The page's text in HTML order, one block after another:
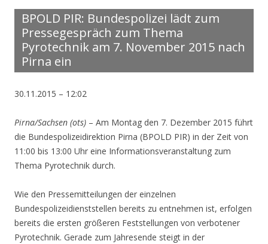
BPOLD PIR: Bundespolizei lädt zum
Pressegespräch zum Thema
Pyrotechnik am 7. November 2015 nach
Pirna ein
30.11.2015 – 12:02
Pirna/Sachsen (ots) – Am Montag den 7. Dezember 2015 führt
die Bundespolizeidirektion Pirna (BPOLD PIR) in der Zeit von
11:00 bis 13:00 Uhr eine Informationsveranstaltung zum
Thema Pyrotechnik durch.
Wie den Pressemitteilungen der einzelnen
Bundespolizeidienststellen bereits zu entnehmen ist, erfolgen
bereits die ersten größeren Feststellungen von verbotener
Pyrotechnik. Gerade zum Jahresende steigt in der